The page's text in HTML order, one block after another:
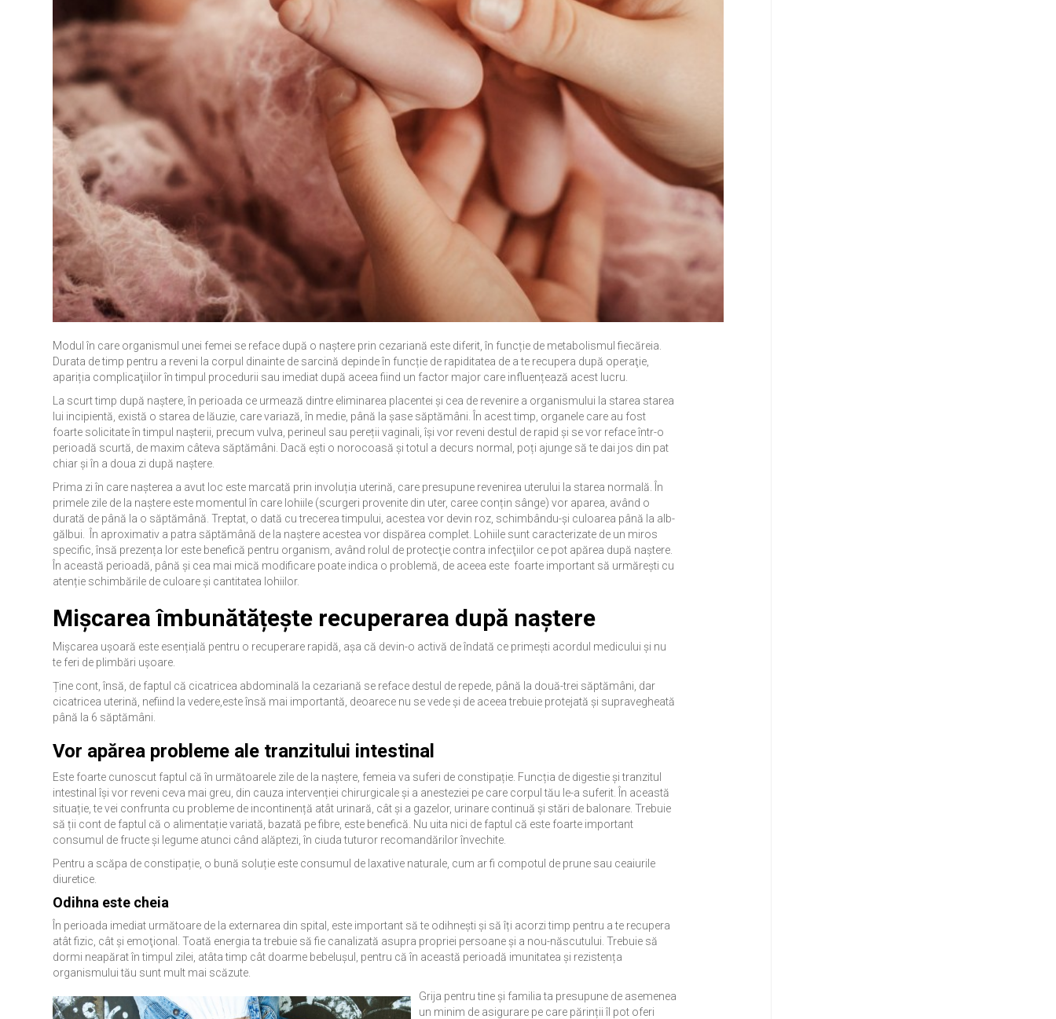
Modul în care organismul unei femei se reface după o naştere prin cezariană este diferit, în funcție de metabolismul fiecăreia.
Durata de timp pentru a reveni la corpul dinainte de sarcină depinde în funcție de rapiditatea de a te recupera după operaţie,
apariția complicaţiilor în timpul procedurii sau imediat după aceea fiind un factor major care influențează acest lucru.
La scurt timp după naștere, în perioada ce urmează dintre eliminarea placentei și cea de revenire a organismului la starea starea
lui incipientă, există o starea de lăuzie, care variază, în medie, până la șase săptămâni. În acest timp, organele care au fost
foarte solicitate în timpul nașterii, precum vulva, perineul sau pereții vaginali, își vor reveni destul de rapid și se vor reface într-o
perioadă scurtă, de maxim câteva săptămâni. Dacă ești o norocoasă și totul a decurs normal, poți ajunge să te dai jos din pat
chiar și în a doua zi după naștere.
Prima zi în care nașterea a avut loc este marcată prin involuția uterină, care presupune revenirea uterului la starea normală. În
primele zile de la naștere este momentul în care lohiile (scurgeri provenite din uter, caree conțin sânge) vor aparea, având o
durată de până la o săptămână. Treptat, o dată cu trecerea timpului, acestea vor devin roz, schimbându-și culoarea până la alb-
gălbui. În aproximativ a patra săptămână de la naștere acestea vor dispărea complet. Lohiile sunt caracterizate de un miros
specific, însă prezența lor este benefică pentru organism, având rolul de protecţie contra infecţiilor ce pot apărea după naștere.
În această perioadă, până și cea mai mică modificare poate indica o problemă, de aceea este foarte important să urmărești cu
atenție schimbările de culoare și cantitatea lohiilor.
Mișcarea îmbunătățește recuperarea după naștere
Mișcarea ușoară este esențială pentru o recuperare rapidă, așa că devin-o activă de îndată ce primești acordul medicului și nu
te feri de plimbări ușoare.
Ține cont, însă, de faptul că cicatricea abdominală la cezariană se reface destul de repede, până la două-trei săptămâni, dar
cicatricea uterină, nefiind la vedere,este însă mai importantă, deoarece nu se vede și de aceea trebuie protejată și supravegheată
până la 6 săptămâni.
Vor apărea probleme ale tranzitului intestinal
Este foarte cunoscut faptul că în următoarele zile de la naștere, femeia va suferi de constipație. Funcția de digestie și tranzitul
intestinal își vor reveni ceva mai greu, din cauza intervenției chirurgicale și a anesteziei pe care corpul tău le-a suferit. În această
situație, te vei confrunta cu probleme de incontinență atât urinară, cât și a gazelor, urinare continuă și stări de balonare. Trebuie
să ții cont de faptul că o alimentație variată, bazată pe fibre, este benefică. Nu uita nici de faptul că este foarte important
consumul de fructe și legume atunci când alăptezi, în ciuda tuturor recomandărilor învechite.
Pentru a scăpa de constipație, o bună soluție este consumul de laxative naturale, cum ar fi compotul de prune sau ceaiurile
diuretice.
Odihna este cheia
În perioada imediat următoare de la externarea din spital, este important să te odihnești şi să îți acorzi timp pentru a te recupera
atât fizic, cât şi emoţional. Toată energia ta trebuie să fie canalizată asupra propriei persoane şi a nou-născutului. Trebuie să
dormi neapărat în timpul zilei, atâta timp cât doarme bebelușul, pentru că în această perioadă imunitatea și rezistența
organismului tău sunt mult mai scăzute.
Grija pentru tine și familia ta presupune de asemenea
un minim de asigurare pe care părinții îl pot oferi